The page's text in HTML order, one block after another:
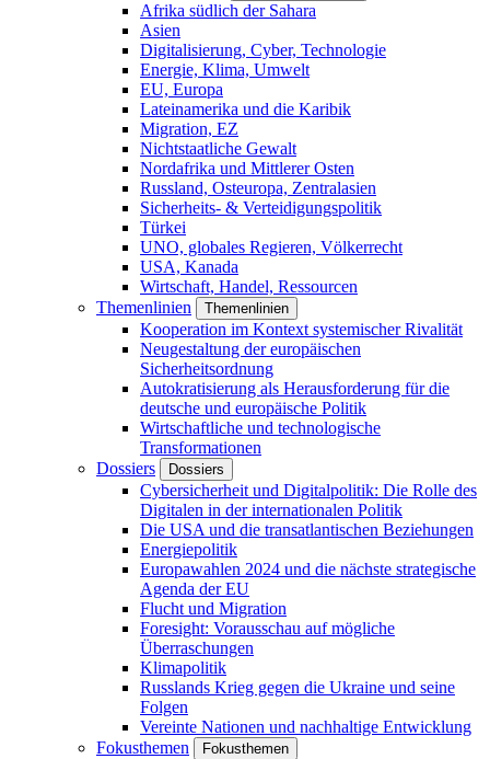
Afrika südlich der Sahara
Asien
Digitalisierung, Cyber, Technologie
Energie, Klima, Umwelt
EU, Europa
Lateinamerika und die Karibik
Migration, EZ
Nichtstaatliche Gewalt
Nordafrika und Mittlerer Osten
Russland, Osteuropa, Zentralasien
Sicherheits- & Verteidigungspolitik
Türkei
UNO, globales Regieren, Völkerrecht
USA, Kanada
Wirtschaft, Handel, Ressourcen
Themenlinien
Themenlinien
Kooperation im Kontext systemischer Rivalität
Neugestaltung der europäischen
Sicherheitsordnung
Autokratisierung als Herausforderung für die
deutsche und europäische Politik
Wirtschaftliche und technologische
Transformationen
Dossiers
Dossiers
Cybersicherheit und Digitalpolitik: Die Rolle des
Digitalen in der internationalen Politik
Die USA und die transatlantischen Beziehungen
Energiepolitik
Europawahlen 2024 und die nächste strategische
Agenda der EU
Flucht und Migration
Foresight: Vorausschau auf mögliche
Überraschungen
Klimapolitik
Russlands Krieg gegen die Ukraine und seine
Folgen
Vereinte Nationen und nachhaltige Entwicklung
Fokusthemen
Fokusthemen